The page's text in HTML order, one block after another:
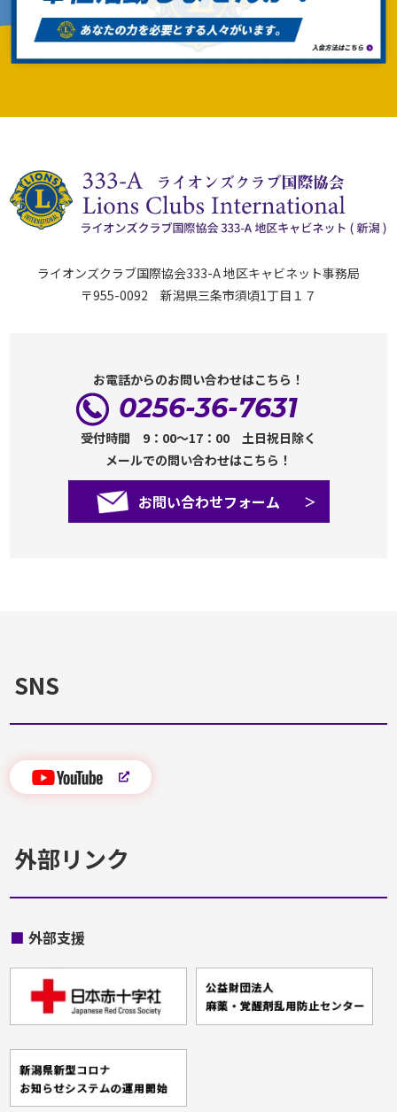
ライオンズクラブ国際協会333-A 地区キャビネット事務局
〒955-0092 新潟県三条市須頃1丁目１７
お電話からのお問い合わせはこちら！
0256-36-7631
受付時間 9：00～17：00 土日祝日除く
メールでの問い合わせはこちら！
お問い合わせフォーム
SNS
外部リンク
■ 外部支援